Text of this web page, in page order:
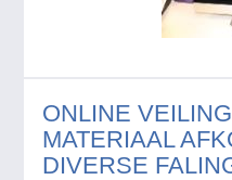
ONLINE
MATERIAAL
DIVERSE